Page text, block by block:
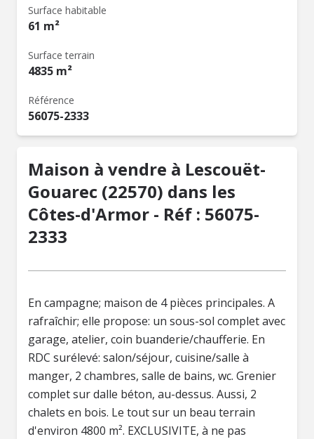
Surface habitable
61 m²
Surface terrain
4835 m²
Référence
56075-2333
Maison à vendre à Lescouët-
Gouarec (22570) dans les
Côtes-d'Armor - Réf : 56075-
2333
En campagne; maison de 4 pièces principales. A
rafraîchir; elle propose: un sous-sol complet avec
garage, atelier, coin buanderie/chaufferie. En
RDC surélevé: salon/séjour, cuisine/salle à
manger, 2 chambres, salle de bains, wc. Grenier
complet sur dalle béton, au-dessus. Aussi, 2
chalets en bois. Le tout sur un beau terrain
d'environ 4800 m². EXCLUSIVITE, à ne pas